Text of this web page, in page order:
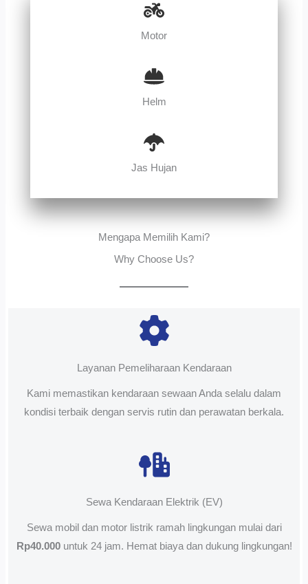
Motor
Helm
Jas Hujan
Mengapa Memilih Kami?
Why Choose Us?
Layanan Pemeliharaan Kendaraan
Kami memastikan kendaraan sewaan Anda selalu dalam
kondisi terbaik dengan servis rutin dan perawatan berkala.
Sewa Kendaraan Elektrik (EV)
Sewa mobil dan motor listrik ramah lingkungan mulai dari
Rp40.000untuk 24 jam. Hemat biaya dan dukung lingkungan!